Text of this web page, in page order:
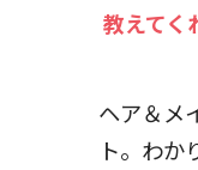
教えて
ヘア＆メ
ト。わか